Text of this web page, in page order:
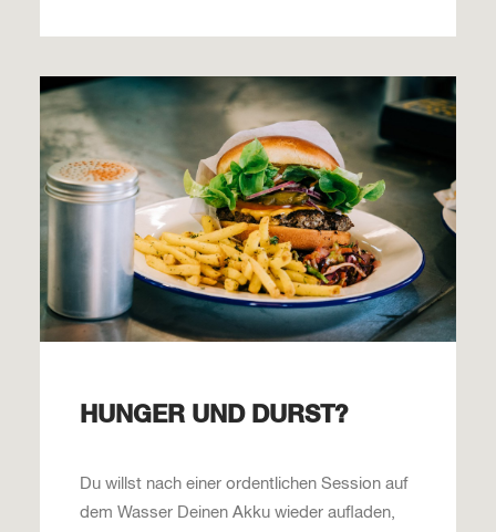
HUNGER UND DURST?
Du willst nach einer ordentlichen Session auf
dem Wasser Deinen Akku wieder aufladen,